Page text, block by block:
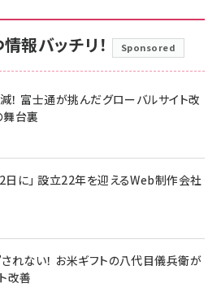
報バッチリ！ Sponsored
富士通が挑んだグローバルサイト改
舞台裏
に」 設立22年を迎えるWeb制作会社
れない！ お米ギフトの八代目儀兵衛が
改善